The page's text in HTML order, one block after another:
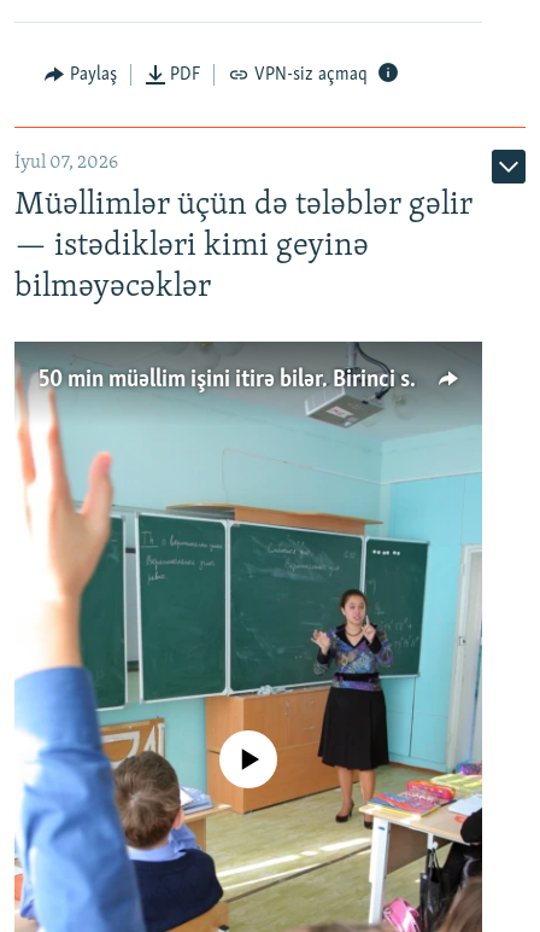
Paylaş PDF VPN-siz açmaq
İyul 07, 2026
Müəllimlər üçün də tələblər gəlir
— istədikləri kimi geyinə
bilməyəcəklər
50 min müəllim işini itirə bilər. Birinci sinfə gedənlər azalır
No media source currently available